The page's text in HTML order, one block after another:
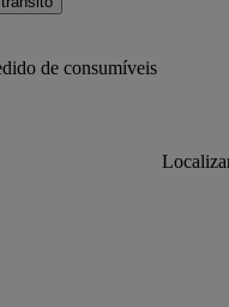
de consumíveis